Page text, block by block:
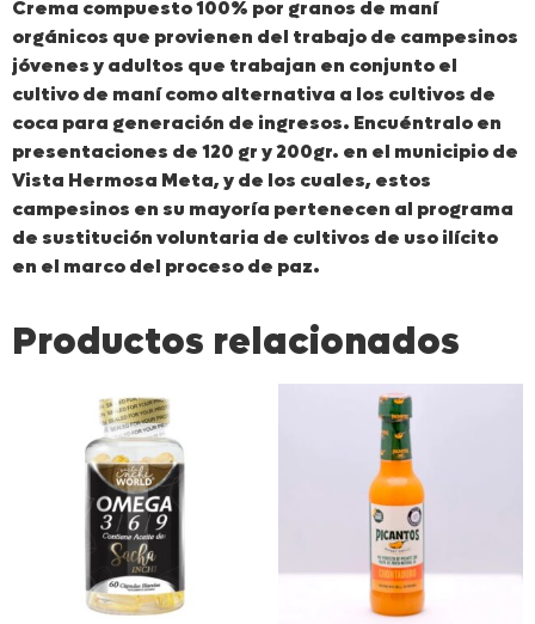
Crema compuesto 100% por granos de maní
orgánicos que provienen del trabajo de campesinos
jóvenes y adultos que trabajan en conjunto el
cultivo de maní como alternativa a los cultivos de
coca para generación de ingresos. Encuéntralo en
presentaciones de 120 gr y 200gr. en el municipio de
Vista Hermosa Meta, y de los cuales, estos
campesinos en su mayoría pertenecen al programa
de sustitución voluntaria de cultivos de uso ilícito
en el marco del proceso de paz.
Productos relacionados